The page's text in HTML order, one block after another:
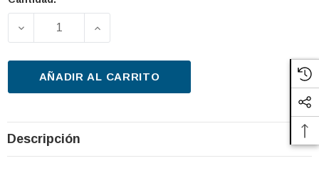
Cantidad
DISMINUIR LA CANTIDAD DE FILTRO COMBUSTIBLE
AUMENTAR LA CANTIDAD DE FILTRO
AÑADIR AL CARRITO
Descripción